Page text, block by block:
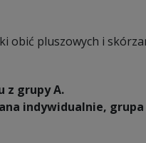
obić pluszowych i
z grupy A.
indywidualnie, grupa